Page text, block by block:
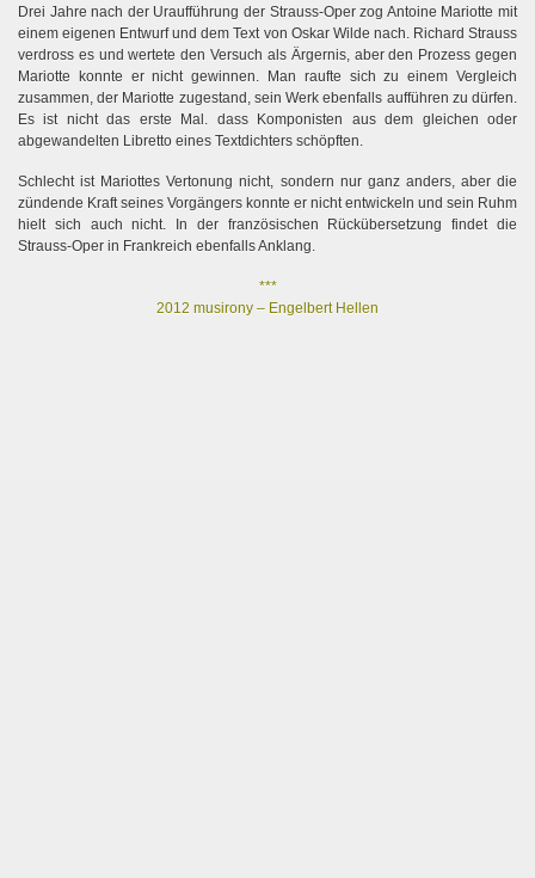
Drei Jahre nach der Uraufführung der Strauss-Oper zog Antoine Mariotte mit
einem eigenen Entwurf und dem Text von Oskar Wilde nach. Richard Strauss
verdross es und wertete den Versuch als Ärgernis, aber den Prozess gegen
Mariotte konnte er nicht gewinnen. Man raufte sich zu einem Vergleich
zusammen, der Mariotte zugestand, sein Werk ebenfalls aufführen zu dürfen.
Es ist nicht das erste Mal. dass Komponisten aus dem gleichen oder
abgewandelten Libretto eines Textdichters schöpften.
Schlecht ist Mariottes Vertonung nicht, sondern nur ganz anders, aber die
zündende Kraft seines Vorgängers konnte er nicht entwickeln und sein Ruhm
hielt sich auch nicht. In der französischen Rückübersetzung findet die
Strauss-Oper in Frankreich ebenfalls Anklang.
***
2012 musirony – Engelbert Hellen